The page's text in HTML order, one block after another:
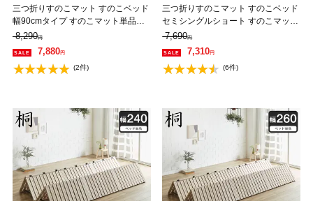
三つ折りすのこマット すのこベッド
幅90cmタイプ すのこマット単品の
み 木製 桐 二分割可能 完成品 低ホル
ムアルデヒド 布団が干せる
8,290円
7,880円
(2件)
三つ折りすのこマット すのこベッド
セミシングルショート すのこマット
単品のみ 木製 桐 完成品 低ホルムア
ルデヒド 布団が干せる
7,690円
7,310円
(6件)